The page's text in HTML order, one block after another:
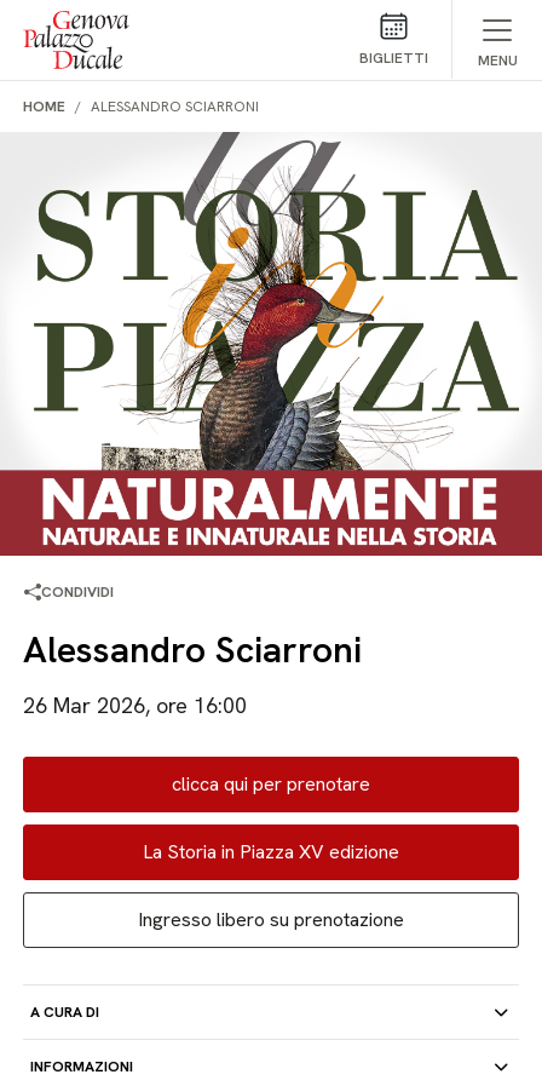
Salta al contenuto
BIGLIETTI MENU
HOME ALESSANDRO SCIARRONI
CONDIVIDI
Alessandro Sciarroni
26 Mar 2026, ore 16:00
clicca qui per prenotare
La Storia in Piazza XV edizione
Ingresso libero su prenotazione
A CURA DI
INFORMAZIONI